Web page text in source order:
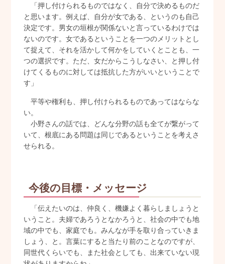
「押し付けられるものではなく、自分で決めるものだ
と思います。例えば、自分が女である、というのも自己
決定です。男女の垣根が関係ないと言っているわけでは
ないのです。女であるということを一つのメリットとし
て捉えて、それを活かして何かをしていくとことも、一
つの選択です。ただ、女だからこうしなさい、と押し付
けてくるものに対しては抵抗した方がいいということで
す」
平等や権利も、押し付けられるものであってはならな
い。
小野さんの話では、どんな分野の話も全てが繋がって
いて、根底にある問題は同じであるということを考えさ
せられる。
今後の目標・メッセージ
「伝えたいのは、仲良く、機嫌よく暮らしましょうと
いうこと。夫婦であろうとなかろうと、社会の中でも地
域の中でも、家庭でも。みんなが手を取り合っていきま
しょう、と。言葉にすると当たり前のことなのですが、
同世代くらいでも、また社会としても、出来ていない現